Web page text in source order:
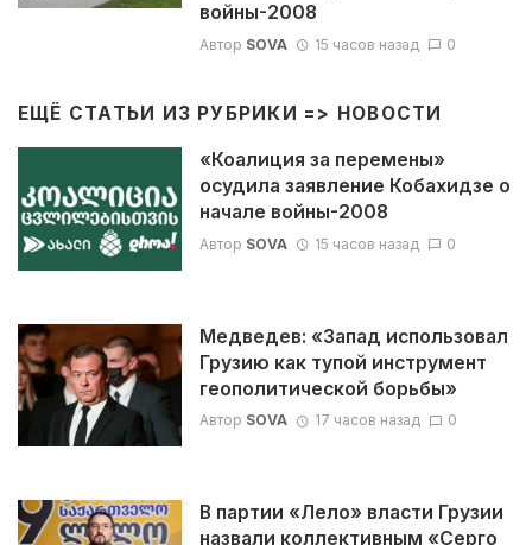
войны-2008
Автор SOVA 15 часов назад 0
ЕЩЁ СТАТЬИ ИЗ РУБРИКИ => НОВОСТИ
«Коалиция за перемены»
осудила заявление Кобахидзе о
начале войны-2008
Автор SOVA 15 часов назад 0
Медведев: «Запад использовал
Грузию как тупой инструмент
геополитической борьбы»
Автор SOVA 17 часов назад 0
В партии «Лело» власти Грузии
назвали коллективным «Серго